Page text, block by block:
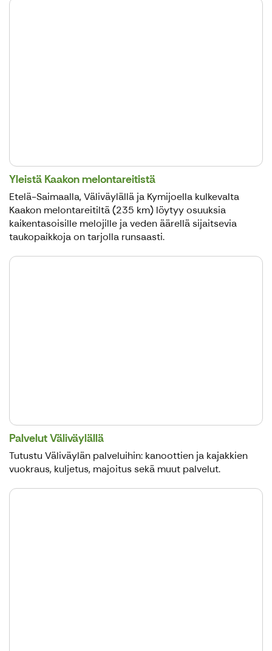
Yleistä Kaakon melontareitistä
Etelä-Saimaalla, Väliväylällä ja Kymijoella kulkevalta
Kaakon melontareitiltä (235 km) löytyy osuuksia
kaikentasoisille melojille ja veden äärellä sijaitsevia
taukopaikkoja on tarjolla runsaasti.
Palvelut Väliväylällä
Tutustu Väliväylän palveluihin: kanoottien ja kajakkien
vuokraus, kuljetus, majoitus sekä muut palvelut.